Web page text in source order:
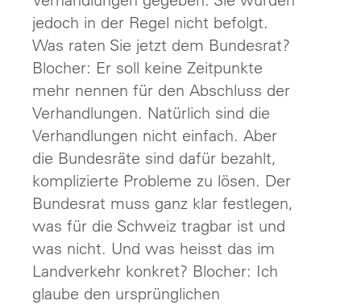
jedoch in der Regel nicht befolgt.
Was raten Sie jetzt dem Bundesrat?
Blocher: Er soll keine Zeitpunkte
mehr nennen für den Abschluss der
Verhandlungen. Natürlich sind die
Verhandlungen nicht einfach. Aber
die Bundesräte sind dafür bezahlt,
komplizierte Probleme zu lösen. Der
Bundesrat muss ganz klar festlegen,
was für die Schweiz tragbar ist und
was nicht. Und was heisst das im
Landverkehr konkret? Blocher: Ich
glaube den ursprünglichen